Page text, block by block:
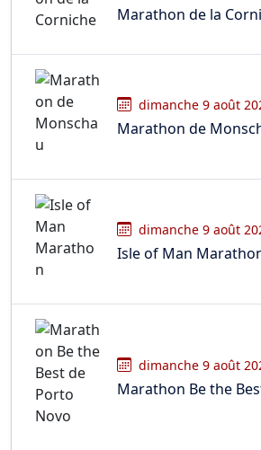
Marathon de la
dimanche 9 août
Marathon de
dimanche 9 août
Isle of Man
dimanche 9 août
Marathon Be the